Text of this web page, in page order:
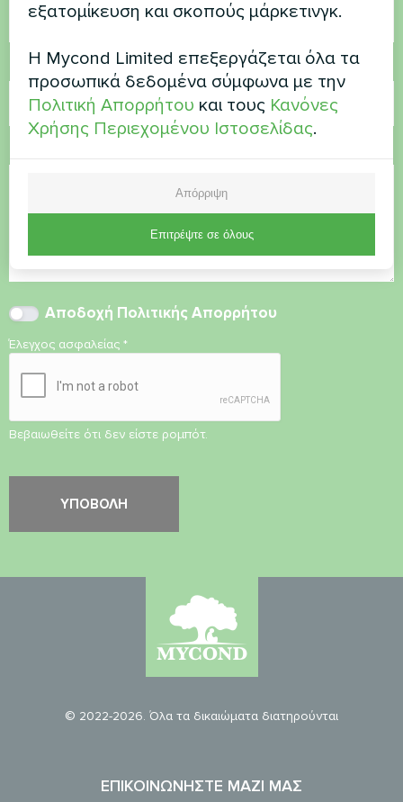
Ηλεκτρονικό ταχυδρομείο
Αποδοχή Πολιτικής Απορρήτου
Έλεγχος ασφαλείας *
Βεβαιωθείτε ότι δεν είστε ρομπότ.
© 2022-2026. Όλα τα δικαιώματα διατηρούνται
ΕΠΙΚΟΙΝΩΝΉΣΤΕ ΜΑΖΊ ΜΑΣ
εξατομίκευση και σκοπούς μάρκετινγκ.
Η Mycond Limited επεξεργάζεται όλα τα
προσωπικά δεδομένα σύμφωνα με την
Πολιτική Απορρήτου και τους Κανόνες
Χρήσης Περιεχομένου Ιστοσελίδας.
Απόρριψη
Επιτρέψτε σε όλους